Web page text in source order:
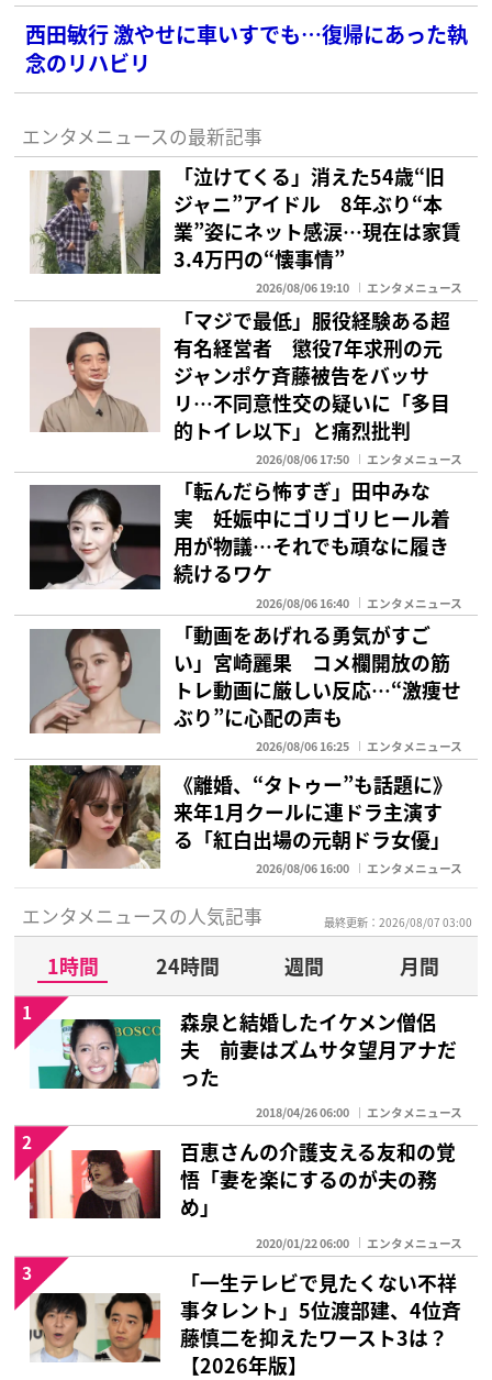
西田敏行 激やせに車いすでも…復帰にあった執
念のリハビリ
エンタメニュースの最新記事
「泣けてくる」消えた54歳“旧
ジャニ”アイドル 8年ぶり“本
業”姿にネット感涙…現在は家賃
3.4万円の“懐事情”
2026/08/06 19:10 エンタメニュース
「マジで最低」服役経験ある超
有名経営者 懲役7年求刑の元
ジャンポケ斉藤被告をバッサ
リ…不同意性交の疑いに「多目
的トイレ以下」と痛烈批判
2026/08/06 17:50 エンタメニュース
「転んだら怖すぎ」田中みな
実 妊娠中にゴリゴリヒール着
用が物議…それでも頑なに履き
続けるワケ
2026/08/06 16:40 エンタメニュース
「動画をあげれる勇気がすご
い」宮崎麗果 コメ欄開放の筋
トレ動画に厳しい反応…“激痩せ
ぶり”に心配の声も
2026/08/06 16:25 エンタメニュース
《離婚、“タトゥー”も話題に》
来年1月クールに連ドラ主演す
る「紅白出場の元朝ドラ女優」
2026/08/06 16:00 エンタメニュース
エンタメニュースの人気記事 最終更新：2026/08/07 03:00
1時間 24時間 週間
月間
森泉と結婚したイケメン僧侶
夫 前妻はズムサタ望月アナだ
った
2018/04/26 06:00 エンタメニュース
1
百恵さんの介護支える友和の覚
悟「妻を楽にするのが夫の務
め」
2020/01/22 06:00 エンタメニュース
2
「一生テレビで見たくない不祥
事タレント」5位渡部建、4位斉
藤慎二を抑えたワースト3は？
【2026年版】
3